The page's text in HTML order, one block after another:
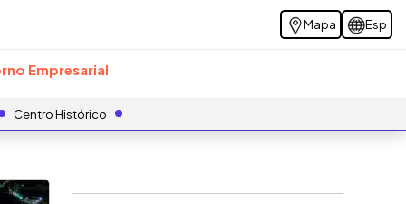
Mapa Esp
Empresarial
Centro Histórico